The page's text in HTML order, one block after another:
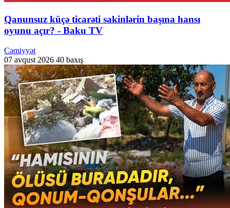
Qanunsuz küçə ticarəti sakinlərin başına hansı
oyunu açır? - Baku TV
Cəmiyyət
07 avqust 2026 40 baxış